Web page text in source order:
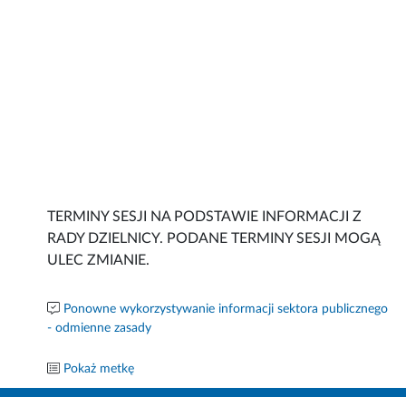
TERMINY SESJI NA PODSTAWIE INFORMACJI Z
RADY DZIELNICY. PODANE TERMINY SESJI MOGĄ
ULEC ZMIANIE.
Ponowne wykorzystywanie informacji sektora publicznego
- odmienne zasady
Pokaż metkę